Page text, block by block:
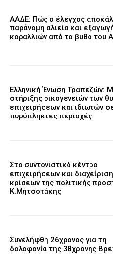
ΑΑΔΕ: Πώς ο έλεγχος
παράνομη αλιεία και
κοραλλιών από το βυθό του
Ελληνική Ένωση Τραπεζών:
στήριξης οικογενειών των
επιχειρήσεων και ιδιωτών
πυρόπληκτες περιοχές
Στο συντονιστικό κέντρο
επιχειρήσεων και
κρίσεων της πολιτικής
Κ.Μητσοτάκης
Συνελήφθη 26χρονος για τη
δολοφονία της 38χρονης